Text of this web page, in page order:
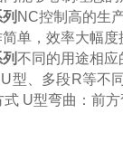
椭圆形弯滚机 弹簧
NC控制高的生
单，效率大幅度
列不同的用途相应
型、多段R等不
U型弯曲：前方